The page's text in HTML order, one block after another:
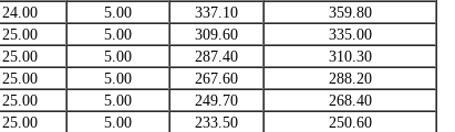
24.00 5.00 337.10
359.80
25.00 5.00 309.60
335.00
25.00 5.00 287.40
310.30
25.00 5.00 267.60
288.20
25.00 5.00 249.70
268.40
25.00 5.00 233.50
250.60